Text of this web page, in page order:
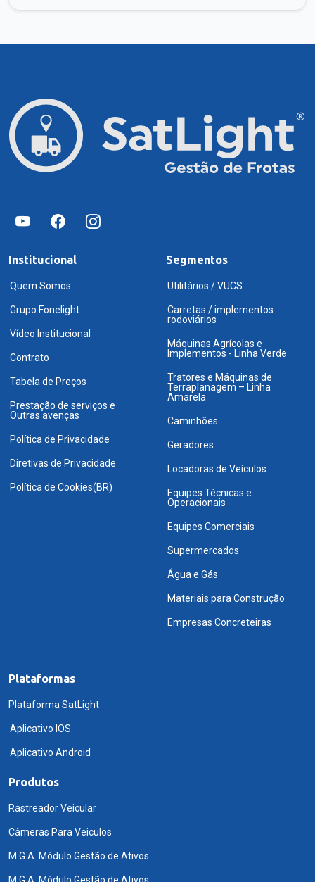
Institucional
Quem Somos
Grupo Fonelight
Vídeo Institucional
Contrato
Tabela de Preços
Prestação de serviços e
Outras avenças
Política de Privacidade
Diretivas de Privacidade
Política de Cookies(BR)
Segmentos
Utilitários / VUCS
Carretas / implementos
rodoviários
Máquinas Agrícolas e
Implementos - Linha Verde
Tratores e Máquinas de
Terraplanagem – Linha
Amarela
Caminhões
Geradores
Locadoras de Veículos
Equipes Técnicas e
Operacionais
Equipes Comerciais
Supermercados
Água e Gás
Materiais para Construção
Empresas Concreteiras
Plataformas
Plataforma SatLight
Aplicativo IOS
Aplicativo Android
Produtos
Rastreador Veicular
Câmeras Para Veiculos
M.G.A. Módulo Gestão de Ativos